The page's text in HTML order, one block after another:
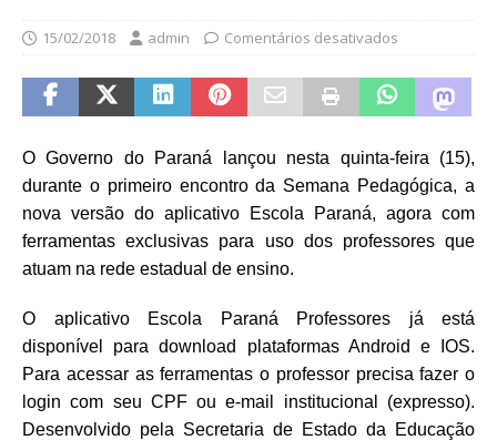
15/02/2018 admin Comentários desativados
O Governo do Paraná lançou nesta quinta-feira (15),
durante o primeiro encontro da Semana Pedagógica, a
nova versão do aplicativo Escola Paraná, agora com
ferramentas exclusivas para uso dos professores que
atuam na rede estadual de ensino.
O aplicativo Escola Paraná Professores já está
disponível para download plataformas Android e IOS.
Para acessar as ferramentas o professor precisa fazer o
login com seu CPF ou e-mail institucional (expresso).
Desenvolvido pela Secretaria de Estado da Educação